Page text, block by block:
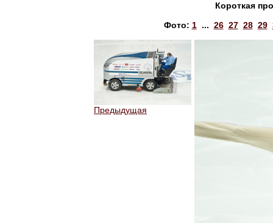
Короткая
Фото: 1... 26 27 28 29
Предыдущая